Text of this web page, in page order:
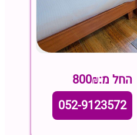
החל מ:800₪
052-9123572